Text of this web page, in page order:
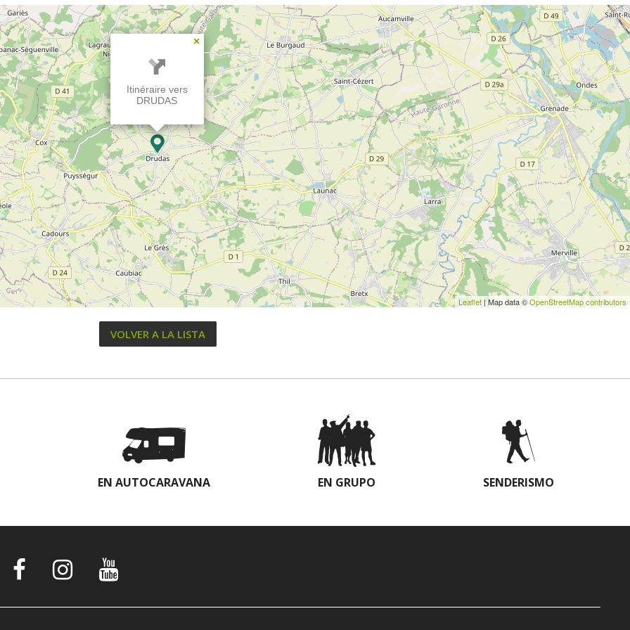
×
Itinéraire vers
DRUDAS
Leaflet | Map data ©OpenStreetMap contributors
VOLVER A LA LISTA
EN AUTOCARAVANA EN GRUPO SENDERISMO